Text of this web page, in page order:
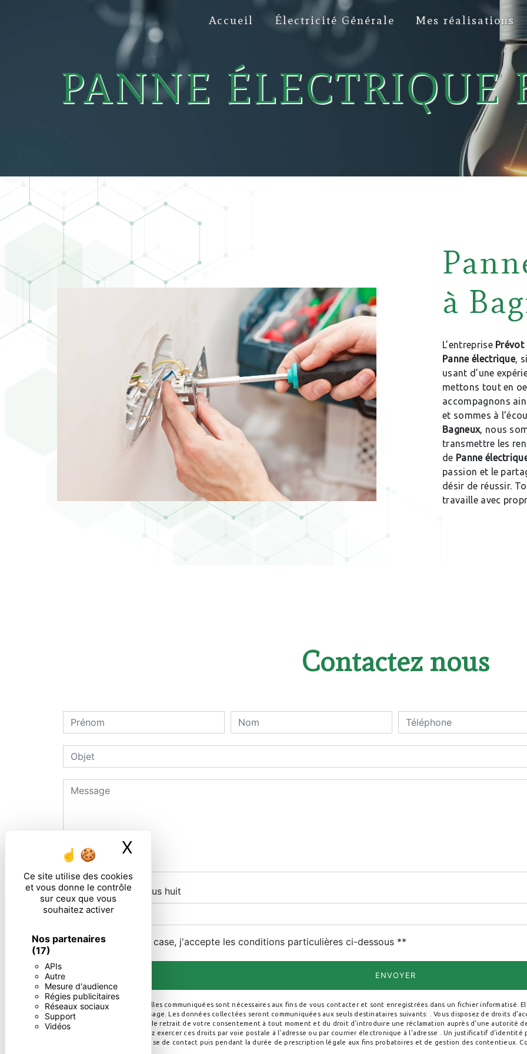
Panneau de gestion des cookies
Ce site utilise des cookies
et vous donne le contrôle
sur ceux que vous
souhaitez activer
Nos partenaires
(17)
APIs
Autre
Mesure d'audience
Régies publicitaires
Réseaux sociaux
Support
Vidéos
X
Accueil Électricité Générale Mes réalisations
PANNE ÉLECTRIQUE
à
L’entreprise Prévot
Panne électrique,
usant d’une
mettons tout en
accompagnons
et sommes à
Bagneux, nous
transmettre les
de Panne
passion et le
désir de réussir.
travaille avec
Contactez nous
Combien font dix plus huit
En cochant cette case, j'accepte les conditions particulières ci-dessous **
ENVOYER
** Les données personnelles communiquées sont nécessaires aux fins de vous contacter et sont enregistrées dans un fichier informatisé.
de répondre à votre message. Les données collectées seront communiquées aux seuls destinataires suivants: . Vous disposez de droits
limitation, d’opposition, de retrait de votre consentement à tout moment et du droit d’introduire une réclamation auprès d’une autorité
post-mortem. Vous pouvez exercer ces droits par voie postale à l'adresse ou par courrier électronique à l'adresse . Un justificatif d'identité
pendant la période de prise de contact puis pendant la durée de prescription légale aux fins probatoires et de gestion des contentieux.